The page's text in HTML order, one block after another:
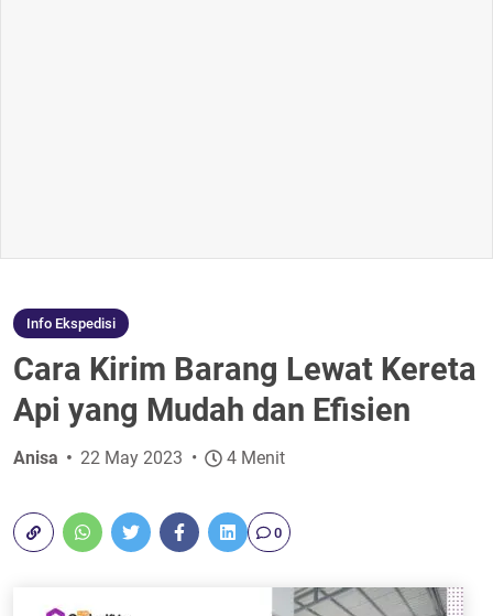
Info Ekspedisi
Cara Kirim Barang Lewat Kereta
Api yang Mudah dan Efisien
Anisa 22 May 2023 4 Menit
0